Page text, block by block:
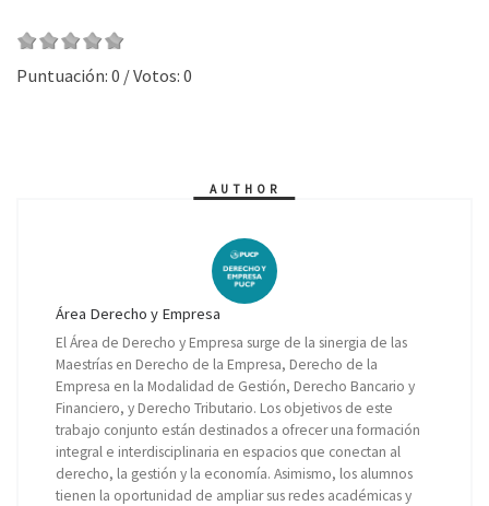
Puntuación: 0 / Votos: 0
AUTHOR
Área Derecho y Empresa
El Área de Derecho y Empresa surge de la sinergia de las
Maestrías en Derecho de la Empresa, Derecho de la
Empresa en la Modalidad de Gestión, Derecho Bancario y
Financiero, y Derecho Tributario. Los objetivos de este
trabajo conjunto están destinados a ofrecer una formación
integral e interdisciplinaria en espacios que conectan al
derecho, la gestión y la economía. Asimismo, los alumnos
tienen la oportunidad de ampliar sus redes académicas y